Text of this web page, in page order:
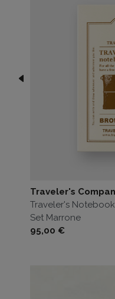
Traveler's
Traveler's
Set Marrone
Prezzo
95,00 €